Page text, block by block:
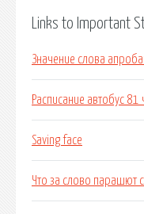
Links to Important
Значение слова
Расписание автобус 81
Saving face
Что за слово парашют